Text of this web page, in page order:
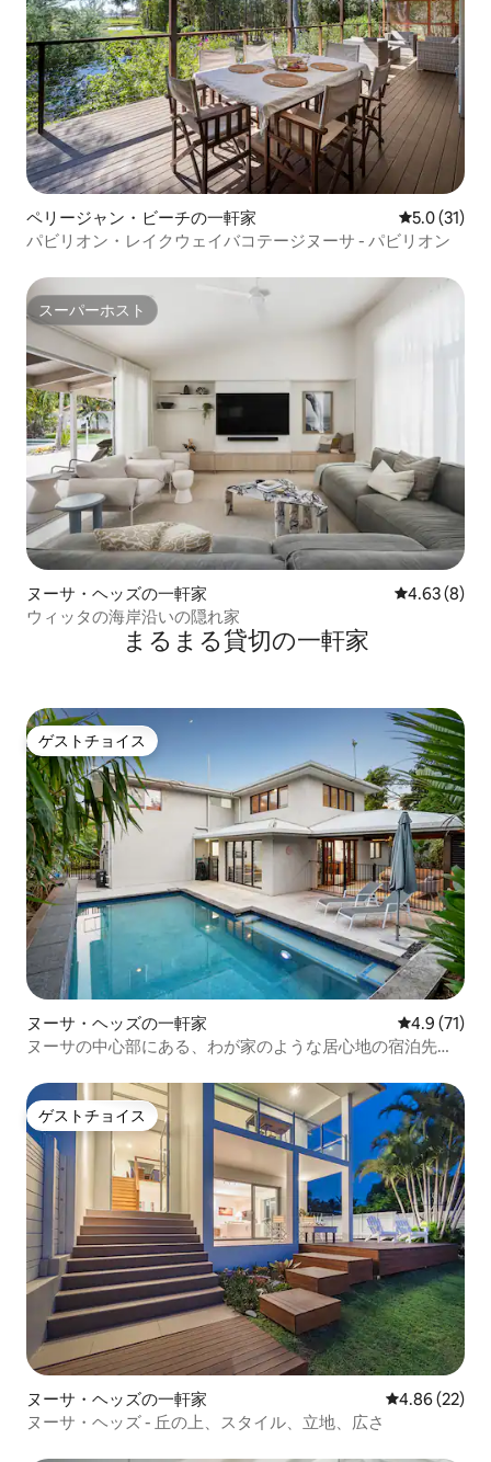
ペリージャン・ビーチの一軒家 レビュー31
5.0 (31)
パビリオン・レイクウェイバコテージヌーサ - パビリオン
スーパーホスト
スーパーホスト
ヌーサ・ヘッズの一軒家 レビュー8
4.63 (8)
ウィッタの海岸沿いの隠れ家
まるまる貸切の一軒家
ゲストチョイス
ゲストチョイス
ヌーサ・ヘッズの一軒家 レビュー71
4.9 (71)
ヌーサの中心部にある、わが家のような居心地の宿泊先で
ゲストチョイス
ゲストチョイス
ヌーサ・ヘッズの一軒家 レビュー22
4.86 (22)
ヌーサ・ヘッズ - 丘の上、スタイル、立地、広さ